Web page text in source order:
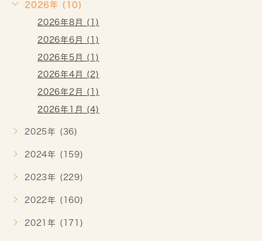
2026年 (10)
2026年8月 (1)
2026年6月 (1)
2026年5月 (1)
2026年4月 (2)
2026年2月 (1)
2026年1月 (4)
2025年 (36)
2024年 (159)
2023年 (229)
2022年 (160)
2021年 (171)